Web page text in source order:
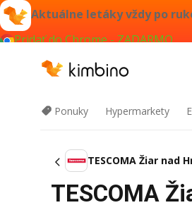
Aktuálne letáky vždy po
Pridať do Chrome - ZADARMO
Ponuky Hypermarkety
TESCOMA Žiar nad
TESCOMA